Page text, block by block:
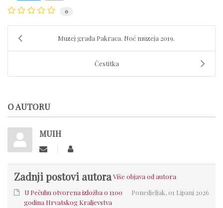
0
Muzej grada Pakraca. Noć muzeja 2019.
Čestitka
O AUTORU
MUIH
Zadnji postovi autoraViše objava od autora
Ponedjeljak, 01 Lipanj 2026
U Pečuhu otvorena izložba o 1100
godina Hrvatskog Kraljevstva